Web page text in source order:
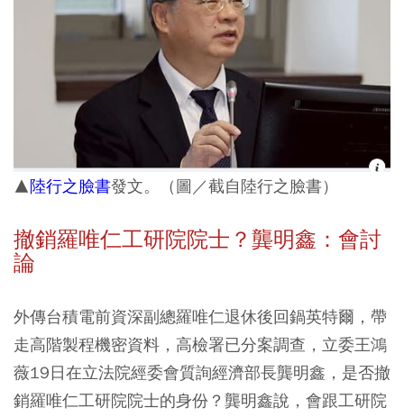
▲陸行之臉書發文。（圖／截自陸行之臉書）
撤銷羅唯仁工研院院士？龔明鑫：會討
論
外傳台積電前資深副總羅唯仁退休後回鍋英特爾，帶
走高階製程機密資料，高檢署已分案調查，立委王鴻
薇19日在立法院經委會質詢經濟部長龔明鑫，是否撤
銷羅唯仁工研院院士的身份？龔明鑫說，會跟工研院